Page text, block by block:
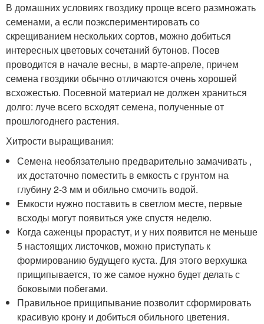
В домашних условиях гвоздику проще всего размножать
семенами, а если поэкспериментировать со
скрещиванием нескольких сортов, можно добиться
интересных цветовых сочетаний бутонов. Посев
проводится в начале весны, в марте-апреле, причем
семена гвоздики обычно отличаются очень хорошей
всхожестью. Посевной материал не должен храниться
долго: луче всего всходят семена, полученные от
прошлогоднего растения.
Хитрости выращивания:
Семена необязательно предварительно замачивать ,
их достаточно поместить в емкость с грунтом на
глубину 2-3 мм и обильно смочить водой.
Емкости нужно поставить в светлом месте, первые
всходы могут появиться уже спустя неделю.
Когда саженцы прорастут, и у них появится не меньше
5 настоящих листочков, можно приступать к
формированию будущего куста. Для этого верхушка
прищипывается, то же самое нужно будет делать с
боковыми побегами.
Правильное прищипывание позволит сформировать
красивую крону и добиться обильного цветения.